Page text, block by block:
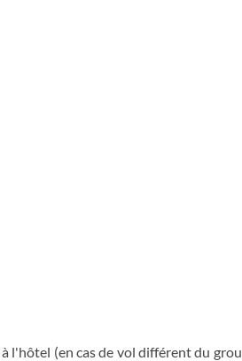
l'hôtel (en cas de vol différent du